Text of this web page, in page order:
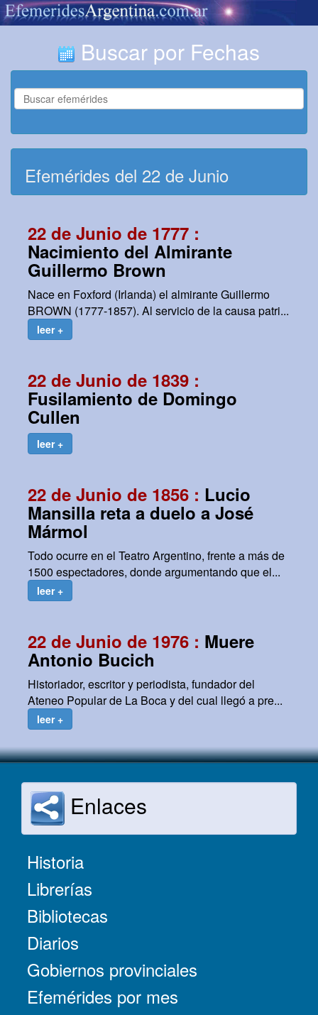
Buscar por Fechas
Efemérides del 22 de Junio
22 de Junio de 1777 :
Nacimiento del Almirante
Guillermo Brown
Nace en Foxford (Irlanda) el almirante Guillermo
BROWN (1777-1857). Al servicio de la causa patri...
leer +
22 de Junio de 1839 :
Fusilamiento de Domingo
Cullen
leer +
22 de Junio de 1856 : Lucio
Mansilla reta a duelo a José
Mármol
Todo ocurre en el Teatro Argentino, frente a más de
1500 espectadores, donde argumentando que el...
leer +
22 de Junio de 1976 : Muere
Antonio Bucich
Historiador, escritor y periodista, fundador del
Ateneo Popular de La Boca y del cual llegó a pre...
leer +
Enlaces
Historia
Librerías
Bibliotecas
Diarios
Gobiernos provinciales
Efemérides por mes